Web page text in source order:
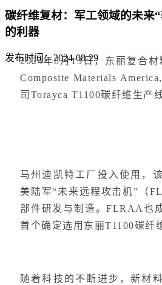
碳纤维复材：军工领域的未来
的利器
发布时间：2024-08-29
2024年8月13日，东丽复合
Composite Materials
司Torayca T1100碳纤维生产
马州迪凯特工厂投入使用，
美陆军“未来远程攻击机”（
部件研发与制造。FLRAA也
首个确定选用东丽T1100碳纤
随着科技的不断进步，新材